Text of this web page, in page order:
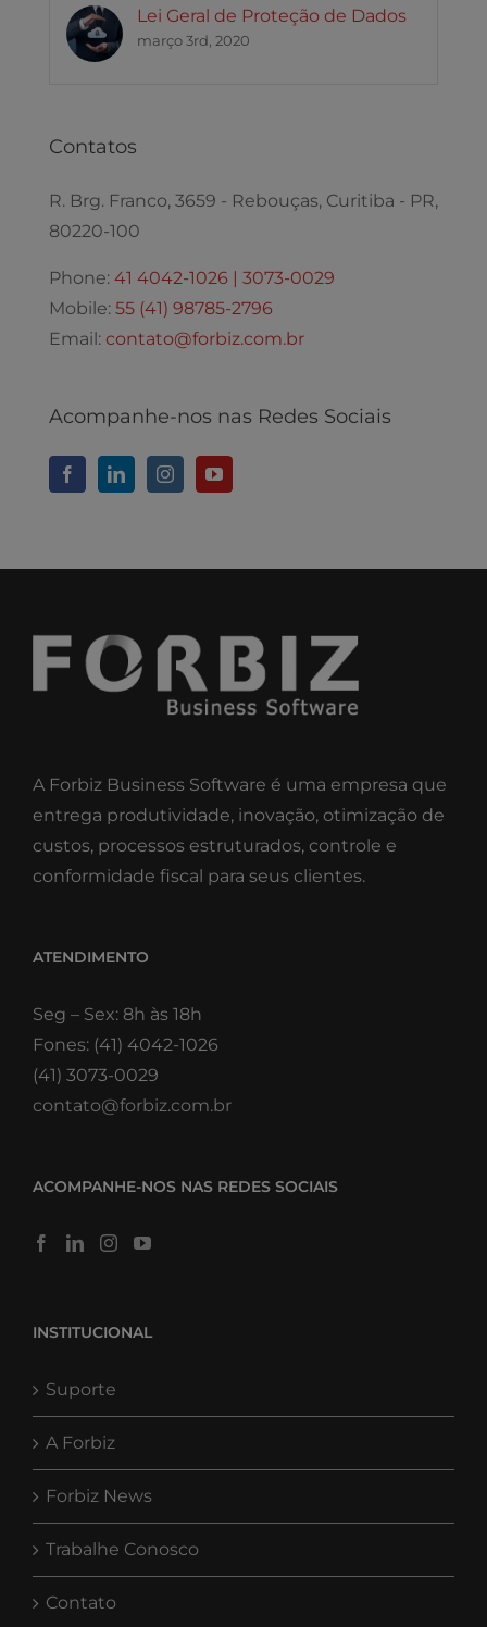
Lei Geral de Proteção de Dados
março 3rd, 2020
Contatos
R. Brg. Franco, 3659 - Rebouças, Curitiba - PR,
80220-100
Phone: 41 4042-1026 | 3073-0029
Mobile: 55 (41) 98785-2796
Email: contato@forbiz.com.br
Acompanhe-nos nas Redes Sociais
A Forbiz Business Software é uma empresa que
entrega produtividade, inovação, otimização de
custos, processos estruturados, controle e
conformidade fiscal para seus clientes.
ATENDIMENTO
Seg – Sex: 8h às 18h
Fones: (41) 4042-1026
(41) 3073-0029
contato@forbiz.com.br
ACOMPANHE-NOS NAS REDES SOCIAIS
INSTITUCIONAL
Suporte
A Forbiz
Forbiz News
Trabalhe Conosco
Contato